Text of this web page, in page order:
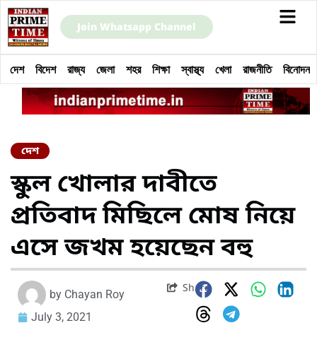
Join Whatsapp Channel
দেশ বিদেশ রাজ্য জেলা শহর শিক্ষা স্বাস্থ্য খেলা রাজনীতি বিনোদন
দেশ
স্কুল খোলার দাবীতে
প্রতিবাদ মিছিলে মোষ নিয়ে
এসে জখম হয়েছেন বহু
by Chayan Roy
July 3, 2021
Share